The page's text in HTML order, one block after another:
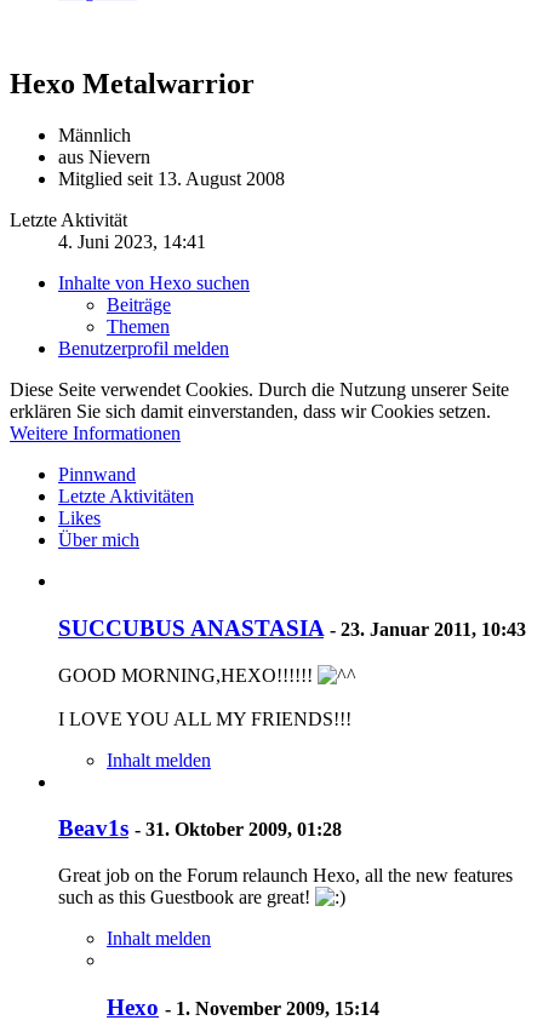
Hexo Metalwarrior
Männlich
aus Nievern
Mitglied seit 13. August 2008
Letzte Aktivität
4. Juni 2023, 14:41
Inhalte von Hexo suchen
Beiträge
Themen
Benutzerprofil melden
Diese Seite verwendet Cookies. Durch die Nutzung unserer Seite
erklären Sie sich damit einverstanden, dass wir Cookies setzen.
Weitere Informationen
Pinnwand
Letzte Aktivitäten
Likes
Über mich
SUCCUBUS ANASTASIA - 23. Januar 2011, 10:43
GOOD MORNING,HEXO!!!!!!
I LOVE YOU ALL MY FRIENDS!!!
Inhalt melden
Beav1s - 31. Oktober 2009, 01:28
Great job on the Forum relaunch Hexo, all the new features
such as this Guestbook are great!
Inhalt melden
Hexo - 1. November 2009, 15:14